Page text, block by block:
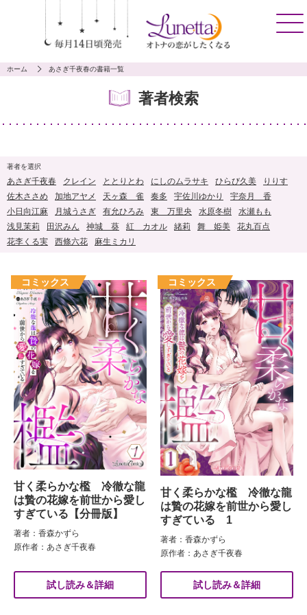
ホーム あさぎ千夜春の書籍一覧
著者検索
著者を選択
あさぎ千夜春 クレイン ととりとわ にしのムラサキ ひらび久美
りりす
佐木ささめ
加地アヤメ 天ヶ森 雀 奏多 宇佐川ゆかり
宇奈月 香
小日向江麻
月城うさぎ 有允ひろみ 東 万里央 水原冬樹
水瀬もも
浅見茉莉
田沢みん 神城 葵 紅 カオル 緒莉 舞 姫美
花丸百点
花李くる実
西條六花 麻生ミカリ
甘く柔らかな檻 冷徹な龍
は贄の花嫁を前世から愛し
すぎている【分冊版】
著者：香森かずら
原作者：あさぎ千夜春
試し読み＆詳細
甘く柔らかな檻 冷徹な龍
は贄の花嫁を前世から愛し
すぎている 1
著者：香森かずら
原作者：あさぎ千夜春
試し読み＆詳細